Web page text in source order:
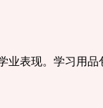
表现。学习用